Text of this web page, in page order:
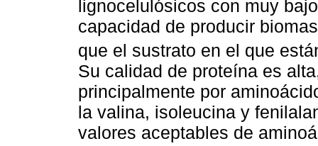
lignocelulósicos con muy
capacidad de producir
que el sustrato en el que
Su calidad de proteína es
principalmente por
la valina, isoleucina y
valores aceptables de